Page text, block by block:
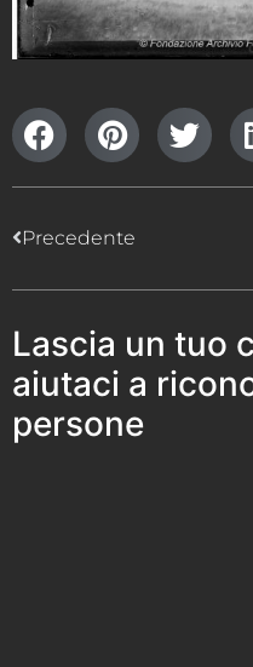
Precedente
Lascia un tuo
aiutaci a
persone